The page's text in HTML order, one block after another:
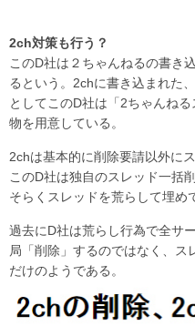
2ch対策も行う？
このD社は２ちゃんねるの書き
るという。2chに書き込まれた
としてこのD社は「2ちゃんね
物を用意している。
2chは基本的に削除要請以外に
このD社は独自のスレッド一括
そらくスレッドを荒らして埋め
過去にD社は荒らし行為で全サ
局「削除」するのではなく、ス
だけのようである。